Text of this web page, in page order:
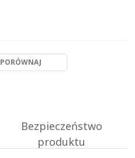
PORÓWNAJ
Bezpieczeństwo
produktu